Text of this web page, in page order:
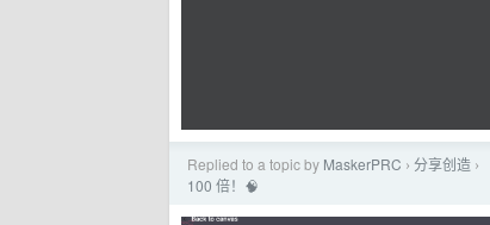
Replied to a topic by MaskerPRC › 分享创造 ›
100 倍！🧠